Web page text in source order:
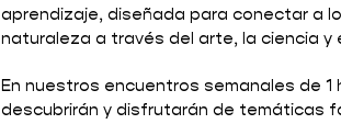
aprendizaje, diseñada para conectar a
naturaleza a través del arte, la ciencia y
En nuestros encuentros semanales de 1
descubrirán y disfrutarán de temáticas